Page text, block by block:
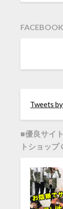
FACEBOOK
Tweets
■優良サイ
トショップ